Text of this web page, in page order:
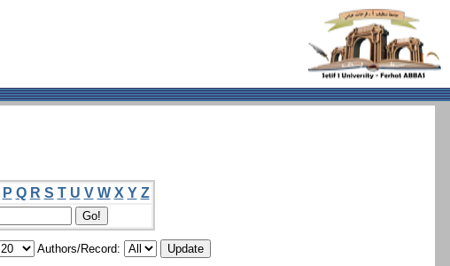
P Q R S T U V W X Y Z
Authors/Record: